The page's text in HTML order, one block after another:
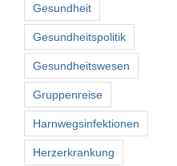
Gesundheit
Gesundheitspolitik
Gesundheitswesen
Gruppenreise
Harnwegsinfektionen
Herzerkrankung